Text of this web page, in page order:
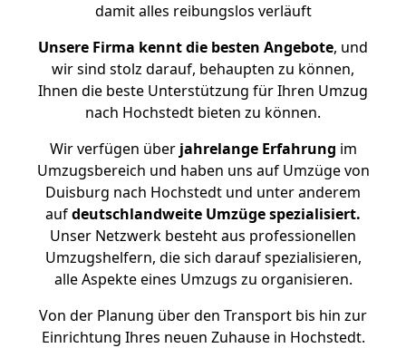
damit alles reibungslos verläuft
Unsere Firma kennt die besten Angebote, und
wir sind stolz darauf, behaupten zu können,
Ihnen die beste Unterstützung für Ihren Umzug
nach Hochstedt bieten zu können.
Wir verfügen überjahrelange Erfahrung im
Umzugsbereich und haben uns auf Umzüge von
Duisburg nach Hochstedt und unter anderem
aufdeutschlandweite Umzüge spezialisiert.
Unser Netzwerk besteht aus professionellen
Umzugshelfern, die sich darauf spezialisieren,
alle Aspekte eines Umzugs zu organisieren.
Von der Planung über den Transport bis hin zur
Einrichtung Ihres neuen Zuhause in Hochstedt.